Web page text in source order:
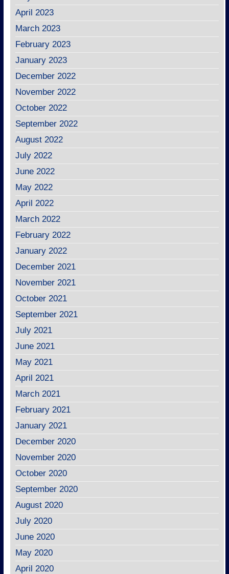
April 2023
March 2023
February 2023
January 2023
December 2022
November 2022
October 2022
September 2022
August 2022
July 2022
June 2022
May 2022
April 2022
March 2022
February 2022
January 2022
December 2021
November 2021
October 2021
September 2021
July 2021
June 2021
May 2021
April 2021
March 2021
February 2021
January 2021
December 2020
November 2020
October 2020
September 2020
August 2020
July 2020
June 2020
May 2020
April 2020